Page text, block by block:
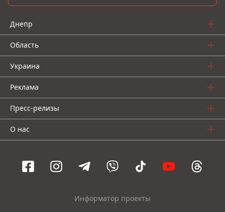
Днепр
Область
Украина
Реклама
Пресс-релизы
О нас
Информатор проекты